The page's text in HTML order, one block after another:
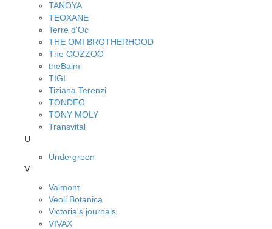
TANOYA
TEOXANE
Terre d'Oc
THE OMI BROTHERHOOD
The OOZZOO
theBalm
TIGI
Tiziana Terenzi
TONDEO
TONY MOLY
Transvital
U
Undergreen
V
Valmont
Veoli Botanica
Victoria's journals
VIVAX